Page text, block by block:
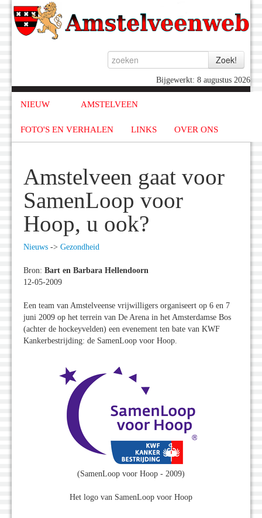
Bijgewerkt: 8 augustus 2026
NIEUW AMSTELVEEN
FOTO'S EN VERHALEN LINKS OVER ONS
Amstelveen gaat voor
SamenLoop voor
Hoop, u ook?
Nieuws -> Gezondheid
Bron: Bart en Barbara Hellendoorn
12-05-2009
Een team van Amstelveense vrijwilligers organiseert op 6 en 7
juni 2009 op het terrein van De Arena in het Amsterdamse Bos
(achter de hockeyvelden) een evenement ten bate van KWF
Kankerbestrijding: de SamenLoop voor Hoop.
(SamenLoop voor Hoop - 2009)
Het logo van SamenLoop voor Hoop